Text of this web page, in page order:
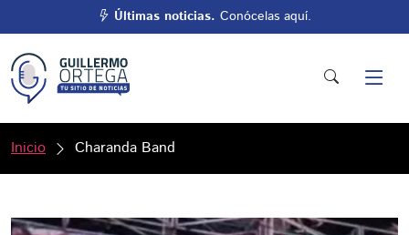
Últimas noticias. Conócelas aquí.
Inicio Charanda Band